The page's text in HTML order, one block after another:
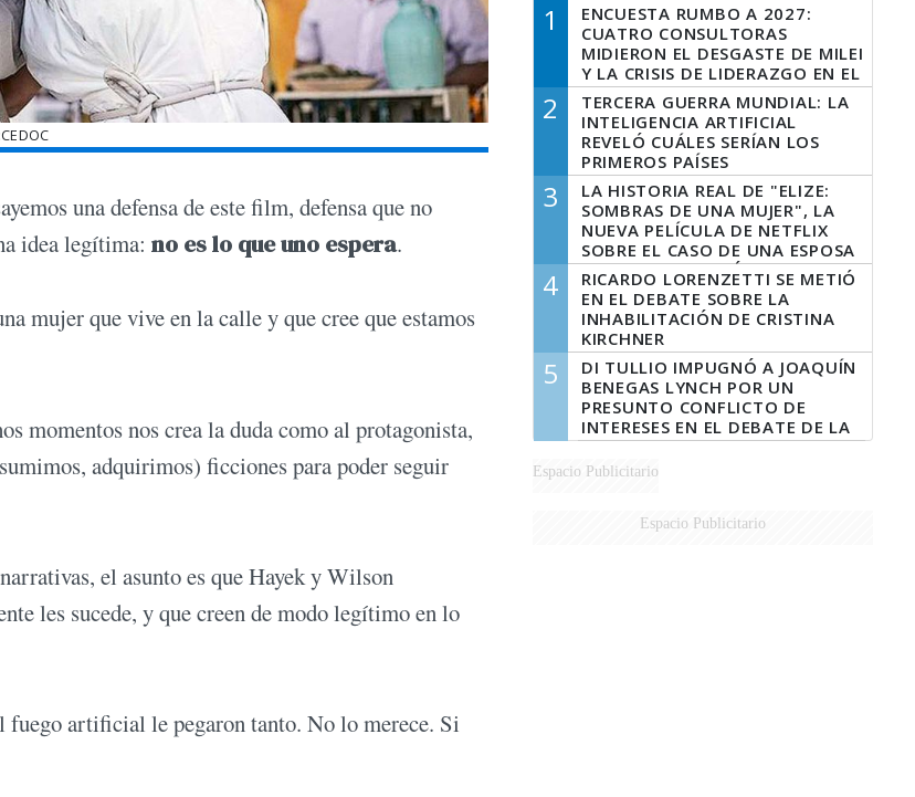
una defensa de este film, defensa que no
idea legítima: no es lo que uno espera.
mujer que vive en la calle y que cree que estamos
momentos nos crea la duda como al protagonista,
adquirimos) ficciones para poder seguir
el asunto es que Hayek y Wilson
les sucede, y que creen de modo legítimo en lo
artificial le pegaron tanto. No lo merece. Si
1
ENCUESTA RUMBO A 2027:
CUATRO CONSULTORAS
MIDIERON EL DESGASTE DE MILEI
Y LA CRISIS DE LIDERAZGO EN EL
PERONISMO
2
TERCERA GUERRA MUNDIAL: LA
INTELIGENCIA ARTIFICIAL
REVELÓ CUÁLES SERÍAN LOS
PRIMEROS PAÍSES
LATINOAMERICANOS EN SER
DERROTADOS
3
LA HISTORIA REAL DE "ELIZE:
SOMBRAS DE UNA MUJER", LA
NUEVA PELÍCULA DE NETFLIX
SOBRE EL CASO DE UNA ESPOSA
QUE DESCUARTIZÓ A SU
MARIDO
4
RICARDO LORENZETTI SE METIÓ
EN EL DEBATE SOBRE LA
INHABILITACIÓN DE CRISTINA
KIRCHNER
5
DI TULLIO IMPUGNÓ A JOAQUÍN
BENEGAS LYNCH POR UN
PRESUNTO CONFLICTO DE
INTERESES EN EL DEBATE DE LA
LEY DE TIERRAS
Espacio Publicitario
Espacio Publicitario